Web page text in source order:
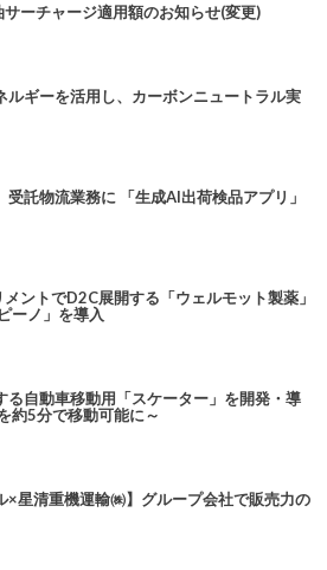
ーチャージ適用額のお知らせ(変更)
ルギーを活用し、カーボンニュートラル実
託物流業務に 「生成AI出荷検品アプリ」
ントでD2C展開する「ウェルモット製薬」
ーノ」を導入
る自動車移動用「スケーター」を開発・導
約5分で移動可能に～
×星清重機運輸㈱】グループ会社で販売力の